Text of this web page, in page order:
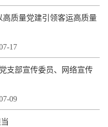
17
支部宣传委员、网络宣传
09